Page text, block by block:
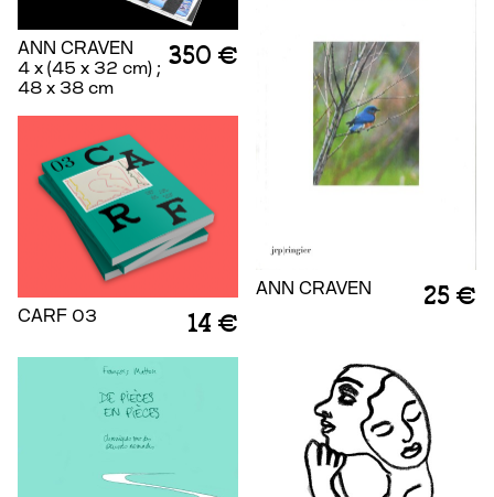
ANN CRAVEN
4 x (45 x 32 cm) ;
48 x 38 cm
350 €
ANN CRAVEN 25 €
CARF 03 14 €